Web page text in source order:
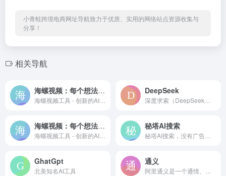
小青蛙跨境电商网址导航致力于优质、实用的网络站点资源收集与
分享！
相关导航
海螺视频：每个想法都是一部大片 DeepSeek
海螺视频：每个想法都是一部大片 秘塔AI搜索
GhatGpt
北美知名AI工具
通义